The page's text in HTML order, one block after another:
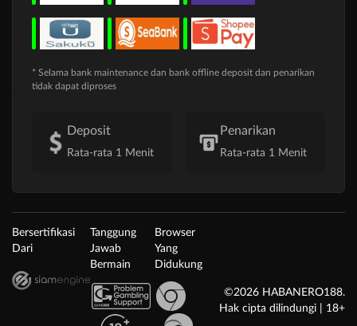
* Selama bank maintenance dan bank offline deposit dan penarikan
tidak dapat diproses
Deposit
Rata-rata 1 Menit
Penarikan
Rata-rata 1 Menit
Bersertifikasi
Dari
Tanggung
Jawab
Bermain
Browser
Yang
Didukung
©2026 HABANERO188.
Hak cipta dilindungi | 18+